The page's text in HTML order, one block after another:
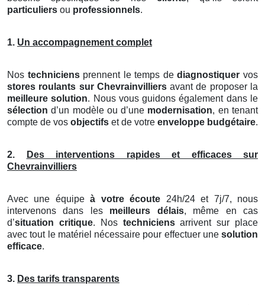
particuliers ou professionnels.
1. Un accompagnement complet
Nos techniciensprennent le temps dediagnostiquer vos
stores roulants sur Chevrainvilliersavant de proposer la
meilleure solution. Nous vous guidons également dans le
sélection d’un modèle ou d’une modernisation, en tenant
compte de vos objectifs et de votre enveloppe budgétaire.
2.
Des interventions rapides et efficaces sur
Chevrainvilliers
Avec une équipeà votre écoute 24h/24 et 7j/7, nous
intervenons dans les meilleurs délais, même en cas
d’situation critique. Nos techniciensarrivent sur place
avec tout le matériel nécessaire pour effectuer une solution
efficace.
3. Des tarifs transparents